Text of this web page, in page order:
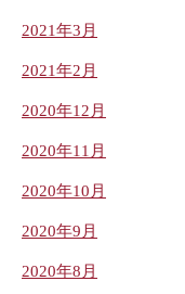
2021年3月
2021年2月
2020年12月
2020年11月
2020年10月
2020年9月
2020年8月